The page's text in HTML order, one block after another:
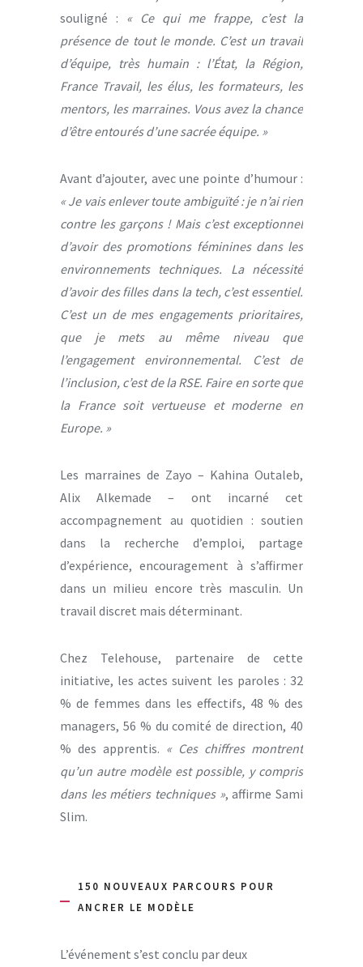
souligné : « Ce qui me frappe, c’est la
présence de tout le monde. C’est un travail
d’équipe, très humain : l’État, la Région,
France Travail, les élus, les formateurs, les
mentors, les marraines. Vous avez la chance
d’être entourés d’une sacrée équipe. »
Avant d’ajouter, avec une pointe d’humour :
« Je vais enlever toute ambiguïté : je n’ai rien
contre les garçons ! Mais c’est exceptionnel
d’avoir des promotions féminines dans les
environnements techniques. La nécessité
d’avoir des filles dans la tech, c’est essentiel.
C’est un de mes engagements prioritaires,
que je mets au même niveau que
l’engagement environnemental. C’est de
l’inclusion, c’est de la RSE. Faire en sorte que
la France soit vertueuse et moderne en
Europe. »
Les marraines de Zayo – Kahina Outaleb,
Alix Alkemade – ont incarné cet
accompagnement au quotidien : soutien
dans la recherche d’emploi, partage
d’expérience, encouragement à s’affirmer
dans un milieu encore très masculin. Un
travail discret mais déterminant.
Chez Telehouse, partenaire de cette
initiative, les actes suivent les paroles : 32
% de femmes dans les effectifs, 48 % des
managers, 56 % du comité de direction, 40
% des apprentis. « Ces chiffres montrent
qu’un autre modèle est possible, y compris
dans les métiers techniques », affirme Sami
Slim.
150 NOUVEAUX PARCOURS POUR
ANCRER LE MODÈLE
L’événement s’est conclu par deux